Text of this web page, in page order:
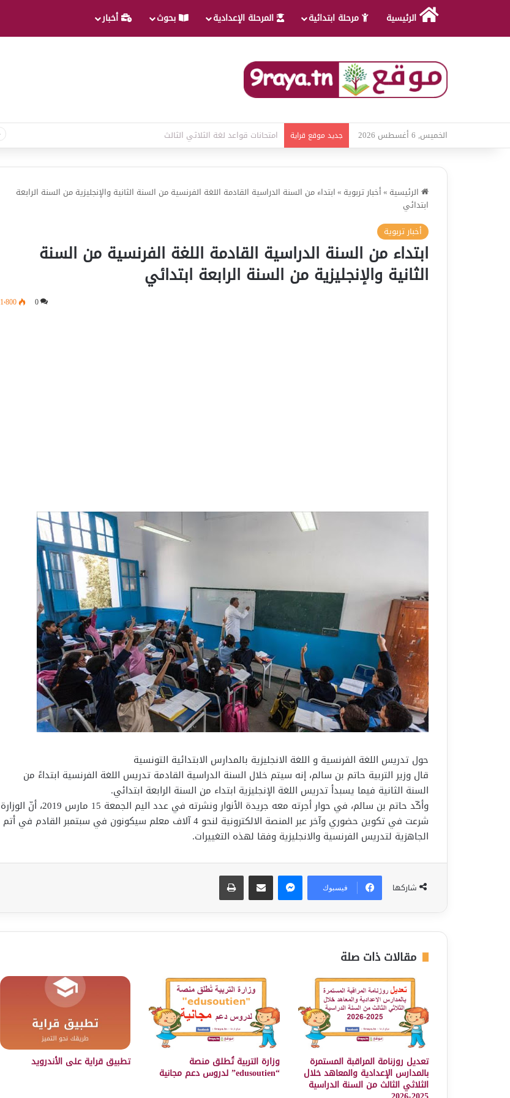
الرئيسية مرحلة ابتدائية المرحلة الإعدادية بحوث أخبار
الخميس, 6 أغسطس 2026 جديد موقع قراية امتحانات قواعد لغة الثلاثي الثالث
الرئيسية »أخبار تربوية »ابتداء من السنة الدراسية القادمة اللغة الفرنسية من السنة الثانية والإنجليزية من السنة الرابعة
ابتدائي
أخبار تربوية
ابتداء من السنة الدراسية القادمة اللغة الفرنسية من السنة
الثانية والإنجليزية من السنة الرابعة ابتدائي
0 1٬800
حول تدريس اللغة الفرنسية و اللغة الانجليزية بالمدارس الابتدائية التونسية
قال وزير التربية حاتم بن سالم، إنه سيتم خلال السنة الدراسية القادمة تدريس اللغة الفرنسية ابتداءً من
السنة الثانية فيما يسبدأ تدريس اللغة الإنجليزية ابتداء من السنة الرابعة ابتدائي.
وأكّد حاتم بن سالم، في حوار أجرته معه جريدة الأنوار ونشرته في عدد اليم الجمعة 15 مارس 2019، أنّ الوزارة
شرعت في تكوين حضوري وآخر عبر المنصة الالكترونية لنحو 4 آلاف معلم سيكونون في سبتمبر القادم في أتم
الجاهزية لتدريس الفرنسية والانجليزية وفقا لهذه التغييرات.
شاركها فيسبوك
مقالات ذات صلة
تعديل روزنامة المراقبة المستمرة
بالمدارس الإعدادية والمعاهد خلال
الثلاثي الثالث من السنة الدراسية
وزارة التربية تُطلق منصة
“edusoutien” لدروس دعم مجانية
تطبيق قراية على الأندرويد